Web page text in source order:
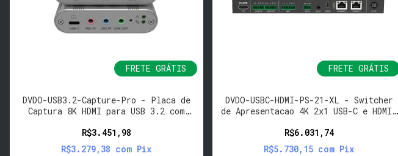
FRETE GRÁTIS
DVDO-USB3.2-Capture-Pro - Placa de
Captura 8K HDMI para USB 3.2 com
R$3.451,98
R$3.279,38 com Pix
FRETE GRÁTIS
DVDO-USBC-HDMI-PS-21-XL - Switcher
de Apresentacao 4K 2x1 USB-C e HDMI,
R$6.031,74
R$5.730,15 com Pix